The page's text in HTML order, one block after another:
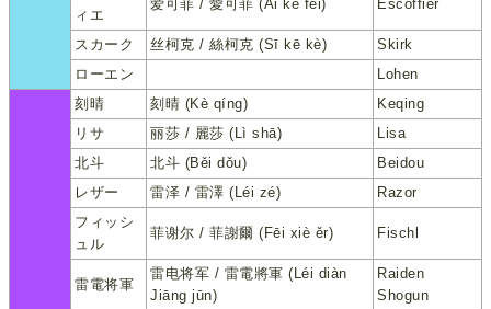
ィエ
爱可菲 / 愛可菲 (Ài kě fēi) Escoffier
スカーク 丝柯克 / 絲柯克 (Sī kē kè)
Skirk
ローエン
Lohen
刻晴 刻晴 (Kè qíng)
Keqing
リサ
丽莎 / 麗莎 (Lì shā)
Lisa
北斗
北斗 (Běi dǒu)
Beidou
レザー
雷泽 / 雷澤 (Léi zé)
Razor
フィッシ
ュル
菲谢尔 / 菲謝爾 (Fēi xiè ěr) Fischl
雷電将軍
雷电将军 / 雷電將軍 (Léi diàn
Jiāng jūn)
Raiden
Shogun